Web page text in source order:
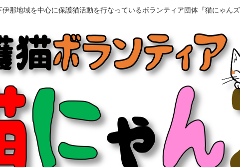
伊那地域を中心に保護猫活動を行なっているボランティア団体『猫にゃん